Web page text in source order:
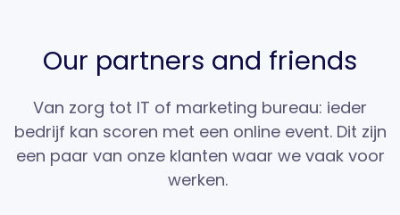
Our partners and friends
Van zorg tot IT of marketing bureau: ieder
bedrijf kan scoren met een online event. Dit zijn
een paar van onze klanten waar we vaak voor
werken.